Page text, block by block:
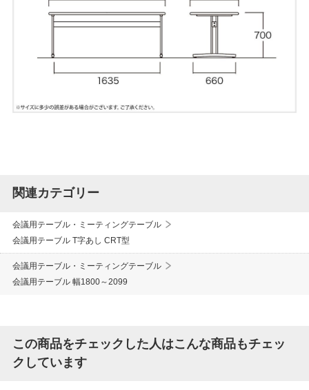
関連カテゴリー
会議用テーブル・ミーティングテーブル
会議用テーブル T字あし CRT型
会議用テーブル・ミーティングテーブル
会議用テーブル 幅1800～2099
この商品をチェックした人はこんな商品もチェッ
クしています